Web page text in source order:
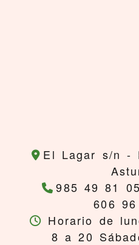
El Lagar s/n -
985 49 81 05
606
Horario de
8 a 20